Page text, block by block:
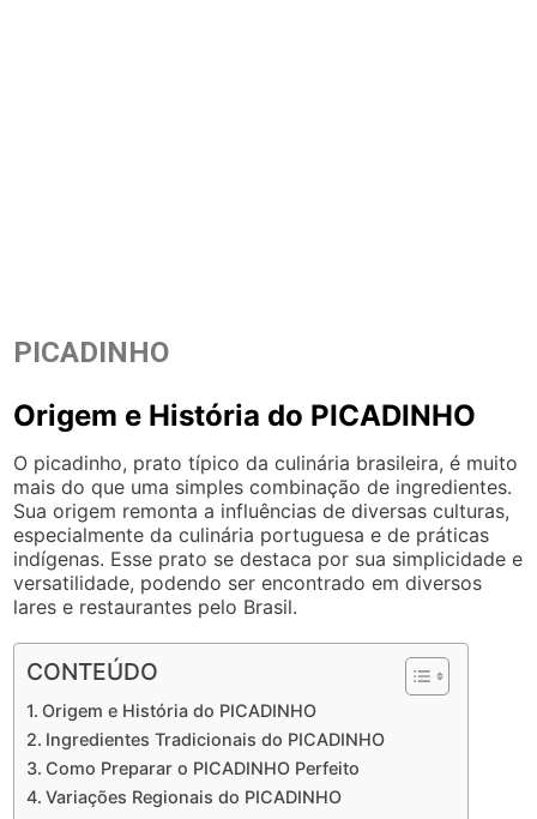
PICADINHO
Origem e História do PICADINHO
O picadinho, prato típico da culinária brasileira, é muito
mais do que uma simples combinação de ingredientes.
Sua origem remonta a influências de diversas culturas,
especialmente da culinária portuguesa e de práticas
indígenas. Esse prato se destaca por sua simplicidade e
versatilidade, podendo ser encontrado em diversos
lares e restaurantes pelo Brasil.
CONTEÚDO
Origem e História do PICADINHO
Ingredientes Tradicionais do PICADINHO
Como Preparar o PICADINHO Perfeito
Variações Regionais do PICADINHO